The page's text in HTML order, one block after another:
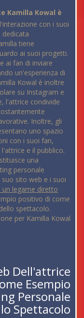
Kamilla Kowal è
con i suoi
tiene
ai suoi progetti.
ai fan di inviare
un'esperienza di
Kowal è inoltre
su Instagram e
l'attrice condivide
Inoltre, gli
uno spazio
con i suoi fan,
e il pubblico.
una
personale
sito web e i suoi
un legame diretto
positivo di come
spettacolo.
per Kamilla Kowal
Dell'attrice
Esempio
Personale
Spettacolo